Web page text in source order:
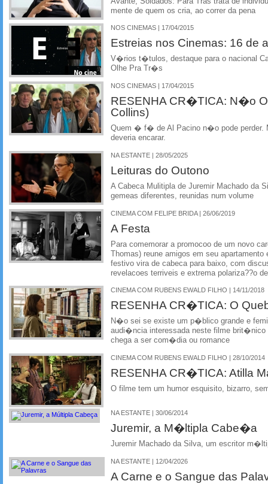
mente de quem os cria, ao correr da pena
NOS CINEMAS | 17/04/2015
Estreias nos Cinemas: 16 de
V�rios t�tulos, destaque para o nacional
Olhe Pra Tr�s
NOS CINEMAS | 17/04/2015
RESENHA CR�TICA: N�o
Collins)
Quem � f� de Al Pacino n�o pode perder.
deveria encarar.
NA ESTANTE | 28/05/2025
Leituras do Outono
A Cabeca Mulitipla de Juremir Machado da
gemeas diferentes, reunidas num volume
CINEMA COM FELIPE BRIDA | 26/06/2019
A Festa
Para comemorar a promocoo de um novo
Thomas) reune amigos em seu apartamento
festivo vira de cabeca para baixo, com
revelacoes terriveis e extrema polariza??o
CINEMA COM RUBENS EWALD FILHO | 14/11/2018
RESENHA CR�TICA: O
N�o sei se existe um p�blico grande e
audi�ncia interessada neste filme
chega a ser com�dia ou romance
CINEMA COM RUBENS EWALD FILHO | 28/10/2014
RESENHA CR�TICA: Atilla
O filme tem um humor esquisito, bizarro,
NA ESTANTE | 30/06/2014
Juremir, a M�ltipla Cabe�a
Juremir Machado da Silva, um escritor
NA ESTANTE | 12/04/2026
A Carne e o Sangue das